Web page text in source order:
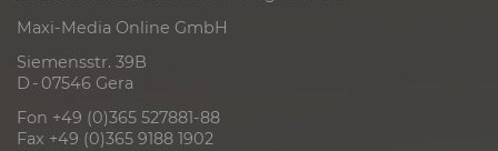
Maxi-Media Online GmbH
Siemensstr. 39B
D - 07546 Gera
Fon +49 (0)365 527881-88
Fax +49 (0)365 9188 1902